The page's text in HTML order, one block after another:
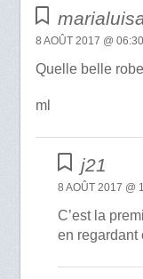
8 AOÛT 2017 @ 06:30
Quelle belle
ml
j21
8 AOÛT 2017 @
C’est la
en regardant